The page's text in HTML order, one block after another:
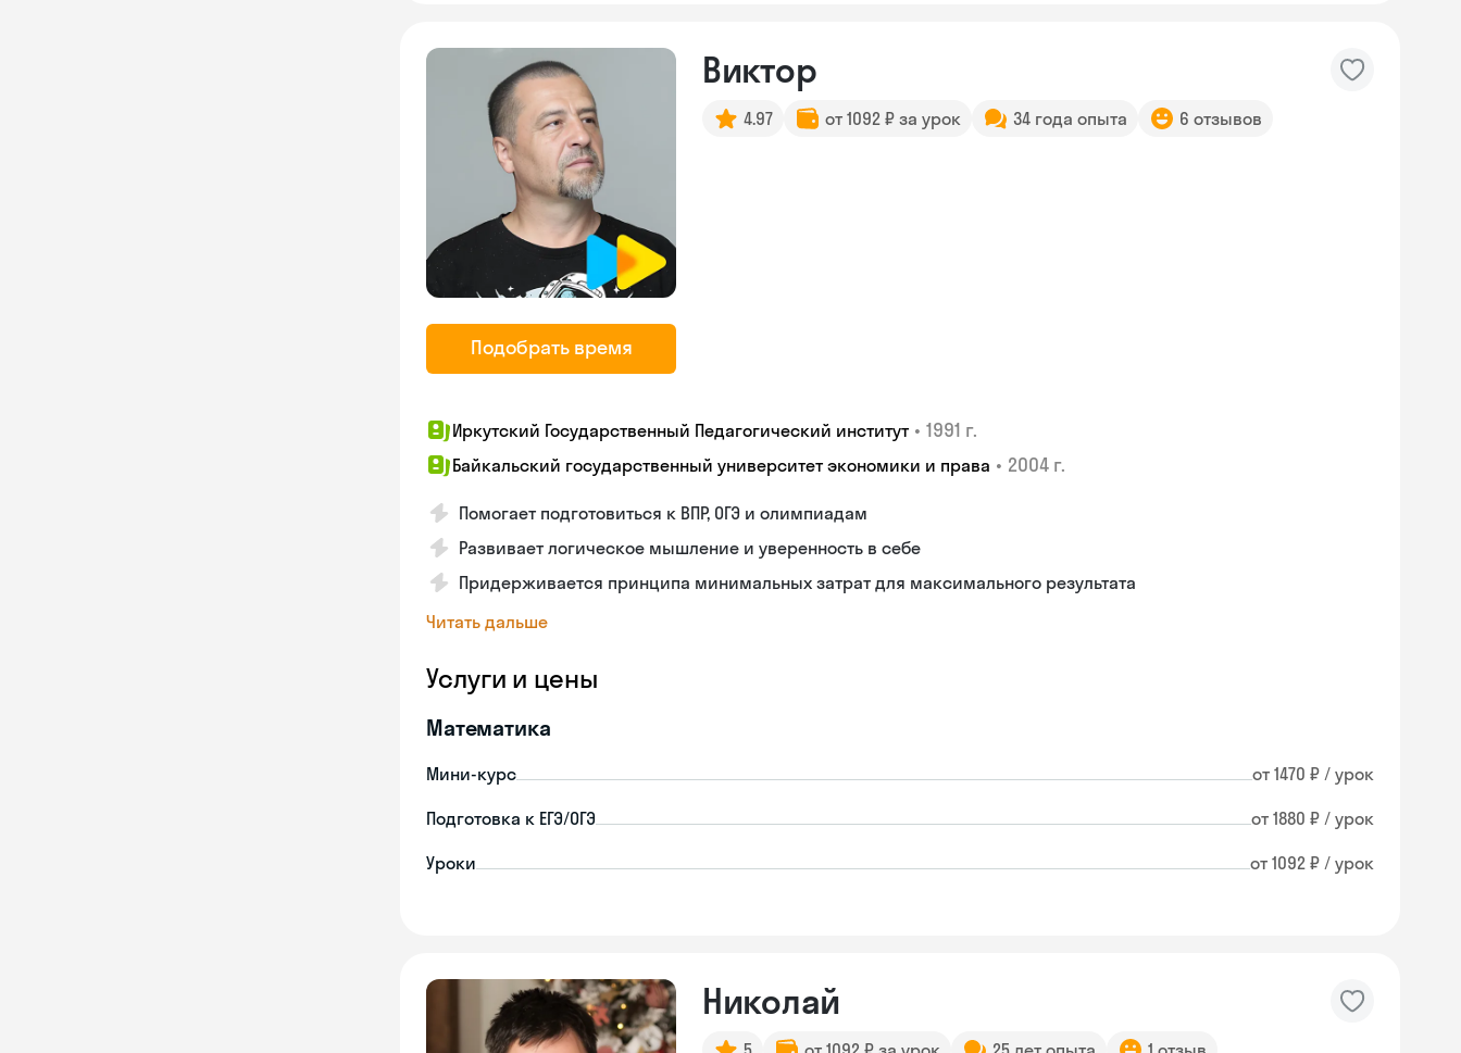
Подобрать время
Виктор
4.97 от 1092 ₽ за урок 34 года опыта 6 отзывов
Иркутский Государственный Педагогический институт • 1991 г.
Байкальский государственный университет экономики и права • 2004 г.
Помогает подготовиться к ВПР, ОГЭ и олимпиадам
Развивает логическое мышление и уверенность в себе
Придерживается принципа минимальных затрат для максимального результата
Читать дальше
Услуги и цены
Математика
Мини-курс от 1470 ₽ / урок
Подготовка к ЕГЭ/ОГЭ от 1880 ₽ / урок
Уроки от 1092 ₽ / урок
Николай